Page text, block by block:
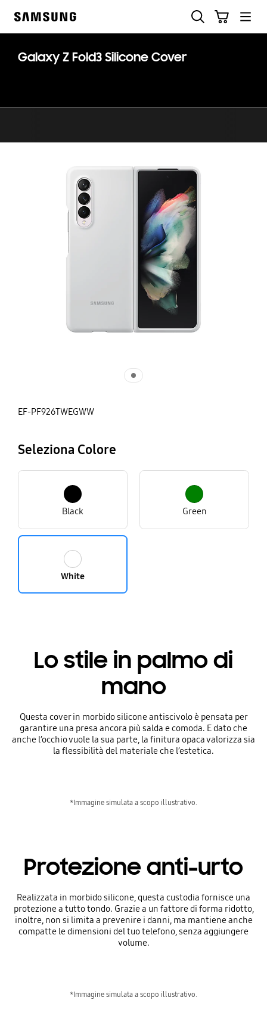
Galaxy Z Fold3 Silicone Cover
EF-PF926TWEGWW
Seleziona Colore
Black Green
White
Lo stile in palmo di
mano
Questa cover in morbido silicone antiscivolo è pensata per
garantire una presa ancora più salda e comoda. E dato che
anche l’occhio vuole la sua parte, la finitura opaca valorizza sia
la flessibilità del materiale che l’estetica.
*Immagine simulata a scopo illustrativo.
Protezione anti-urto
Realizzata in morbido silicone, questa custodia fornisce una
protezione a tutto tondo. Grazie a un fattore di forma ridotto,
inoltre, non si limita a prevenire i danni, ma mantiene anche
compatte le dimensioni del tuo telefono, senza aggiungere
volume.
*Immagine simulata a scopo illustrativo.